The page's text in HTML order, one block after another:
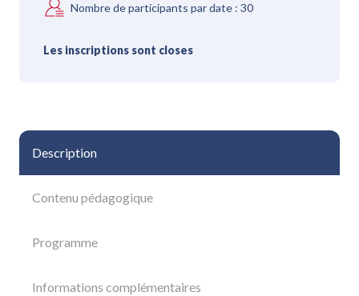
Nombre de participants par date : 30
Les inscriptions sont closes
Description
Contenu pédagogique
Programme
Informations complémentaires